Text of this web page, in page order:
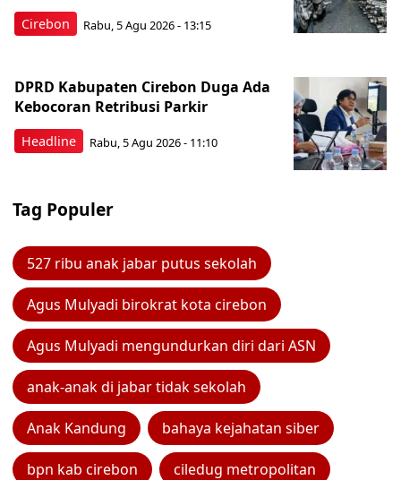
Cirebon Rabu, 5 Agu 2026 - 13:15
Headline
DPRD Kabupaten Cirebon Duga Ada
Kebocoran Retribusi Parkir
Rabu, 5 Agu 2026 - 11:10
Tag Populer
527 ribu anak jabar putus sekolah
Agus Mulyadi birokrat kota cirebon
Agus Mulyadi mengundurkan diri dari ASN
anak-anak di jabar tidak sekolah
Anak Kandung bahaya kejahatan siber
bpn kab cirebon ciledug metropolitan